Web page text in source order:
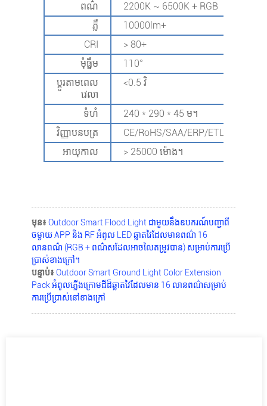
ពណ៌
2200K ~ 6500K + RGB
ភ្លឺ
10000lm+
CRI
> 80+
មុំធ្នឹម
110°
ប្តូរតាមពេល
វេលា
<0.5 វិ
ទំហំ
240 * 290 * 45 ម។
វិញ្ញាបនបត្រ
CE/RoHS/SAA/ERP/ETL/DOE
អាយុកាល
> 25000 ម៉ោង។
មុន៖ Outdoor Smart Flood Light ជាមួយនឹងឧបករណ៍បញ្ជាពី
ចម្ងាយ APP និង RF អំពូល LED ឆ្លាតវៃដែលមានពណ៌ 16
លានពណ៌ (RGB + ពណ៌សដែលអាចលៃតម្រូវបាន) សម្រាប់ការប្រើ
ប្រាស់ខាងក្រៅ។
បន្ទាប់៖ Outdoor Smart Ground Light Color Extension
Pack អំពូលភ្លើងក្រោមដីដ៏ឆ្លាតវៃដែលមាន 16 លានពណ៌សម្រាប់
ការប្រើប្រាស់នៅខាងក្រៅ